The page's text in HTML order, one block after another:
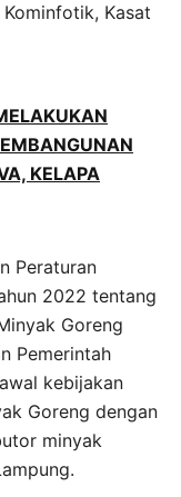
Kasat
KELAPA
Peraturan
2022 tentang
Goreng
Pemerintah
kebijakan
Goreng dengan
minyak